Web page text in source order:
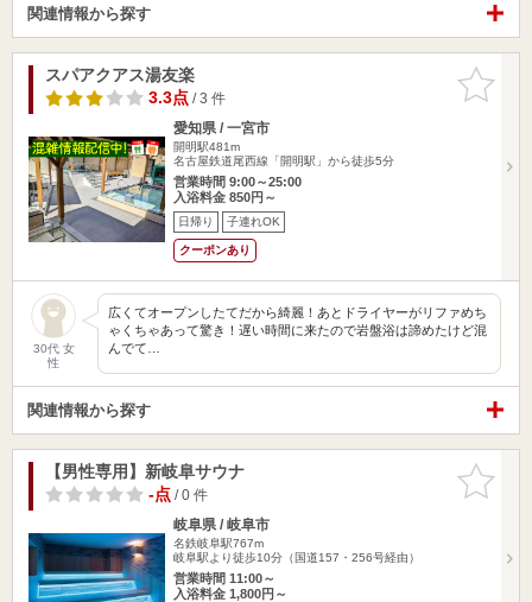
関連情報から探す
お気に入
りに追加
スパアクアス湯友楽
3.3点/ 3 件
愛知県 / 一宮市
開明駅481m
名古屋鉄道尾西線「開明駅」から徒歩5分
営業時間 9:00～25:00
入浴料金 850円～
日帰り 子連れOK
クーポンあり
30代 女
性
広くてオープンしたてだから綺麗！あとドライヤーがリファめち
ゃくちゃあって驚き！遅い時間に来たので岩盤浴は諦めたけど混
んでて…
関連情報から探す
お気に入
りに追加
【男性専用】新岐阜サウナ
-点/ 0 件
岐阜県 / 岐阜市
名鉄岐阜駅767m
岐阜駅より徒歩10分（国道157・256号経由）
営業時間 11:00～
入浴料金 1,800円～